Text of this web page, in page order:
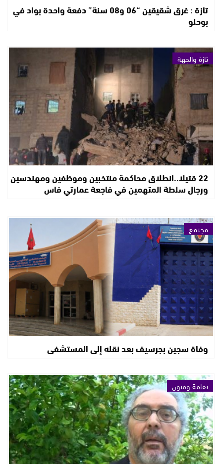
تازة : غرق شقيقين “06 و08 سنة” دفعة واحدة بواد في
بوحلو
تازة والجهة
22 قتيلا..انطلاق محاكمة منتخبين وموظفين ومهندسين
ورجال سلطة المتهمين في فاجعة عمارتي فاس
مجتمع
وفاة سجين بجرسيف بعد نقله إلى المستشفى
ثقافة وفنون